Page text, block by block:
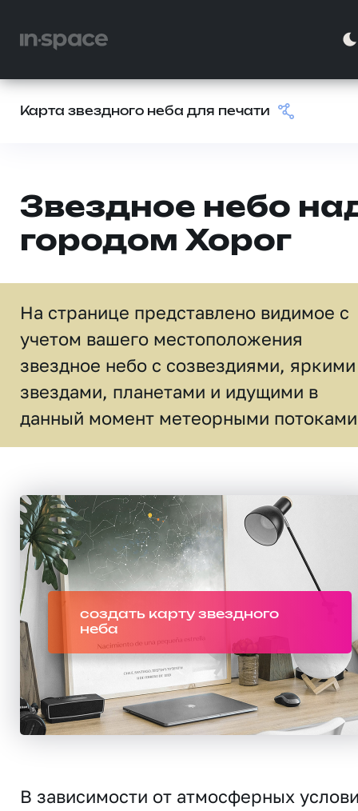
Карта звездного неба для печати
Звездное небо
городом Хорог
На странице представлено видимое c
учетом вашего местоположения
звездное небо c созвездиями, яркими
звездами, планетами и идущими в
данный момент метеорными
создать карту звездного
неба
В зависимости от атмосферных